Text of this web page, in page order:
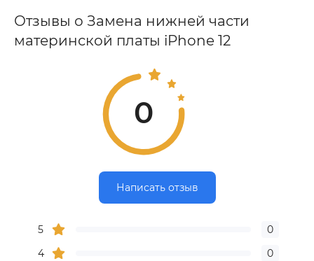
Отзывы о Замена нижней части
материнской платы iPhone 12
0
Написать отзыв
5
0
4
0